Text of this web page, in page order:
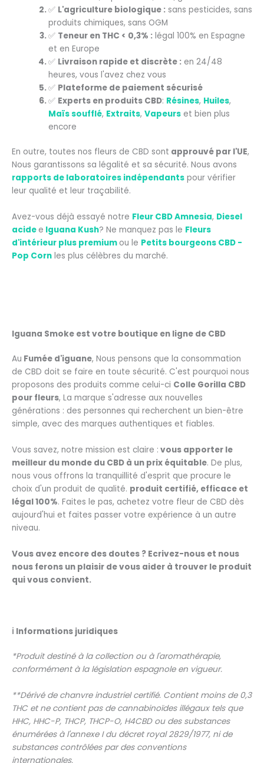
✅ L'agriculture biologique :sans pesticides, sans
produits chimiques, sans OGM
✅ Teneur en THC < 0,3% :légal 100% en Espagne
et en Europe
✅ Livraison rapide et discrète :en 24/48
heures, vous l'avez chez vous
✅ Plateforme de paiement sécurisé
✅ Experts en produits CBD: Résines, Huiles,
Maïs soufflé, Extraits, Vapeurs et bien plus
encore
En outre, toutes nos fleurs de CBD sont approuvé par l'UE,
Nous garantissons sa légalité et sa sécurité. Nous avons
rapports de laboratoires indépendants pour vérifier
leur qualité et leur traçabilité.
Avez-vous déjà essayé notre Fleur CBD Amnesia, Diesel
acide e Iguana Kush? Ne manquez pas le Fleurs
d'intérieur plus premium ou le Petits bourgeons CBD -
Pop Corn les plus célèbres du marché.
Iguana Smoke est votre boutique en ligne de CBD
Au Fumée d'iguane, Nous pensons que la consommation
de CBD doit se faire en toute sécurité. C'est pourquoi nous
proposons des produits comme celui-ci Colle Gorilla CBD
pour fleurs, La marque s'adresse aux nouvelles
générations : des personnes qui recherchent un bien-être
simple, avec des marques authentiques et fiables.
Vous savez, notre mission est claire : vous apporter le
meilleur du monde du CBD à un prix équitable. De plus,
nous vous offrons la tranquillité d'esprit que procure le
choix d'un produit de qualité. produit certifié, efficace et
légal 100%. Faites le pas, achetez votre fleur de CBD dès
aujourd'hui et faites passer votre expérience à un autre
niveau.
Vous avez encore des doutes ? Ecrivez-nous et nous
nous ferons un plaisir de vous aider à trouver le produit
qui vous convient.
ℹ️ Informations juridiques
*Produit destiné à la collection ou à l'aromathérapie,
conformément à la législation espagnole en vigueur.
**Dérivé de chanvre industriel certifié. Contient moins de 0,3
THC et ne contient pas de cannabinoïdes illégaux tels que
HHC, HHC-P, THCP, THCP-O, H4CBD ou des substances
énumérées à l'annexe I du décret royal 2829/1977, ni de
substances contrôlées par des conventions
internationales.